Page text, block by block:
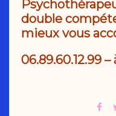
double
mieux vous
06.89.60.12.99 –